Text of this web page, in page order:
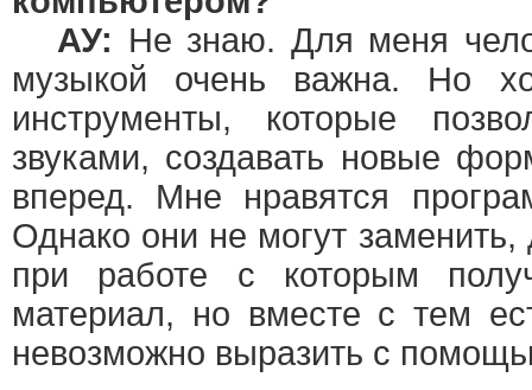
АУ: Не знаю. Для меня
музыкой очень важна. Но
инструменты, которые
звуками, создавать новые
вперед. Мне нравятся
Однако они не могут заменить,
при работе с которым
материал, но вместе с тем
невозможно выразить с